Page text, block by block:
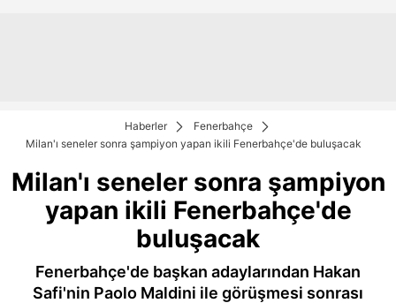
Haberler
Fenerbahçe
Milan'ı seneler sonra şampiyon yapan ikili Fenerbahçe'de buluşacak
Milan'ı seneler sonra şampiyon
yapan ikili Fenerbahçe'de
buluşacak
Fenerbahçe'de başkan adaylarından Hakan
Safi'nin Paolo Maldini ile görüşmesi sonrası